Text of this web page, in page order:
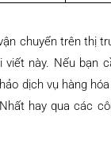
chuyển trên thị
viết này. Nếu bạn
dịch vụ hàng
hay qua các